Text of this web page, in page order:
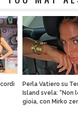
Perla Vatiero su
Island svela: “Non
gioia, con Mirko